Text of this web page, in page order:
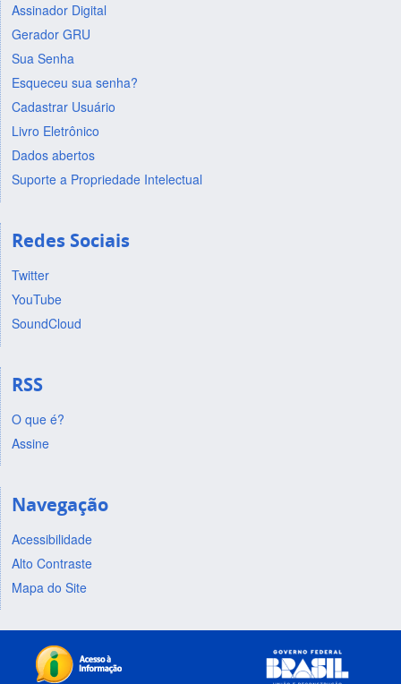
Assinador Digital
Gerador GRU
Sua Senha
Esqueceu sua senha?
Cadastrar Usuário
Livro Eletrônico
Dados abertos
Suporte a Propriedade Intelectual
Redes Sociais
Twitter
YouTube
SoundCloud
RSS
O que é?
Assine
Navegação
Acessibilidade
Alto Contraste
Mapa do Site